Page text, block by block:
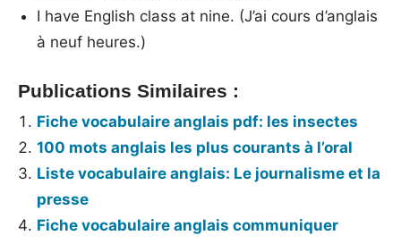
I have English class at nine. (J’ai cours d’anglais
à neuf heures.)
Publications Similaires :
Fiche vocabulaire anglais pdf: les insectes
100 mots anglais les plus courants à l’oral
Liste vocabulaire anglais: Le journalisme et la
presse
Fiche vocabulaire anglais communiquer